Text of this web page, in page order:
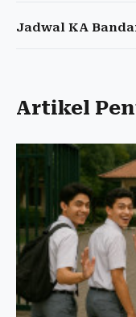
Jadwal KA
Artikel